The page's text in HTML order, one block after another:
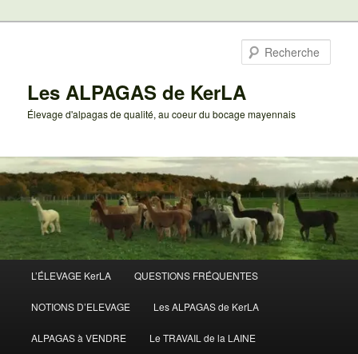
Les ALPAGAS de KerLA
Élevage d'alpagas de qualité, au coeur du bocage mayennais
principal
L’ÉLEVAGE KerLA QUESTIONS FRÉQUENTES
NOTIONS D’ELEVAGE Les ALPAGAS de KerLA
ALPAGAS à VENDRE Le TRAVAIL de la LAINE